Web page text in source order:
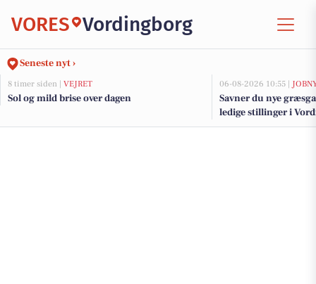
VORES Vordingborg
Seneste nyt ›
8 timer siden | VEJRET
Sol og mild brise over dagen
06-08-2026 10:55 |
Savner du nye
ledige stillinger i